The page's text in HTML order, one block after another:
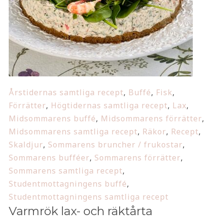
Årstidernas samtliga recept, Buffé, Fisk,
Förrätter, Högtidernas samtliga recept, Lax,
Midsommarens buffé, Midsommarens förrätter,
Midsommarens samtliga recept, Räkor, Recept,
Skaldjur, Sommarens bruncher / frukostar,
Sommarens bufféer, Sommarens förrätter,
Sommarens samtliga recept,
Studentmottagningens buffé,
Studentmottagningens samtliga recept
Varmrök lax- och räktårta